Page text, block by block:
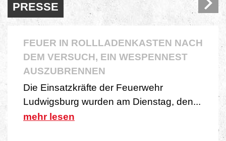
PRESSE
FEUER IN ROLLLADENKASTEN NACH
DEM VERSUCH, EIN WESPENNEST
AUSZUBRENNEN
Die Einsatzkräfte der Feuerwehr
Ludwigsburg wurden am Dienstag, den...